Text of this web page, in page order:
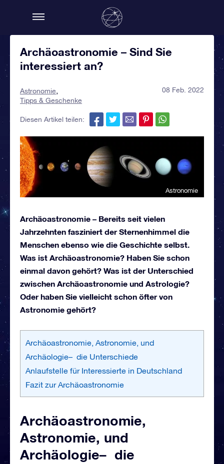
Archäoastronomie – Sind Sie
interessiert an?
Astronomie
Tipps & Geschenke
08 Feb. 2022
Diesen Artikel teilen:
Astronomie
Archäoastronomie – Bereits seit vielen
Jahrzehnten fasziniert der Sternenhimmel die
Menschen ebenso wie die Geschichte selbst.
Was ist Archäoastronomie? Haben Sie schon
einmal davon gehört? Was ist der Unterschied
zwischen Archäoastronomie und Astrologie?
Oder haben Sie vielleicht schon öfter von
Astronomie gehört?
Archäoastronomie, Astronomie, und
Archäologie– die Unterschiede
Anlaufstelle für Interessierte in Deutschland
Fazit zur Archäoastronomie
Archäoastronomie,
Astronomie, und
Archäologie– die